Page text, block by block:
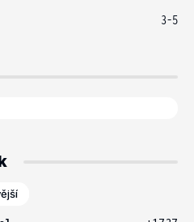
3-5